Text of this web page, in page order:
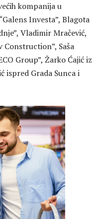
kompanija u
Investa”, Blagota
Vladimir Mračević,
Saša
Group”, Žarko Ćajić iz
ispred Grada Sunca i